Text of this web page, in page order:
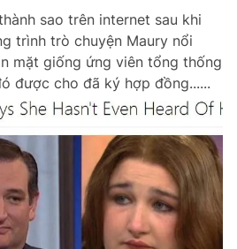
sao trên internet sau khi
trình trò chuyện Maury nổi
mặt giống ứng viên tổng thống
được cho đã ký hợp đồng......